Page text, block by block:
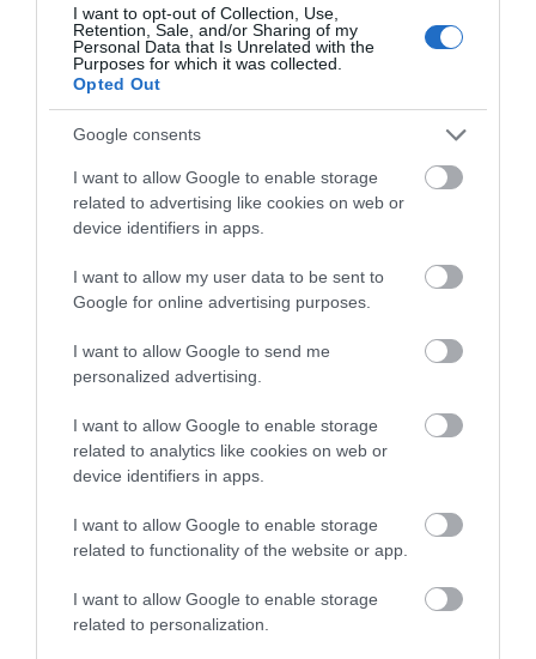
I want to opt-out of Collection, Use,
Retention, Sale, and/or Sharing of my
Personal Data that Is Unrelated with the
Purposes for which it was collected.
Opted Out
Google consents
I want to allow Google to enable storage
related to advertising like cookies on web or
device identifiers in apps.
I want to allow my user data to be sent to
Google for online advertising purposes.
I want to allow Google to send me
personalized advertising.
I want to allow Google to enable storage
related to analytics like cookies on web or
device identifiers in apps.
I want to allow Google to enable storage
related to functionality of the website or app.
I want to allow Google to enable storage
related to personalization.
Νέο επίδομα 600 ευρώ για
σπουδαστές: Οι δικαιούχοι
07.08.2026 | 19:00
στα δικαστήρια για τις
ανεμογεννήτριες
07.08.2026 | 18:40
Τραγική κατάληξη είχε η
θαλάσσια εκδρομή για 57χρονο
Βαρύ πένθος για τον εκπαιδευτικό
από την Εύβοια που έφυγε από τη
Αυτοψία στα καμένα: 37 σπίτια
κρίθηκαν κατεδαφιστέα στο
07.08.2026 | 17:40
Εύβοια: Γυναίκα έπεσε
θύμα διαδικτυακής
απάτης – Πλήρωσε για
παρέλαβε
Άνδρας ανασύρθηκε
χωρίς τις αισθήσεις του
από τη θάλασσα
προσλήψεις σε δήμο
της Εύβοιας: Δείτε εδώ
Δείτε τι έκανε Δήμος
της Εύβοιας για τις
φωτιές